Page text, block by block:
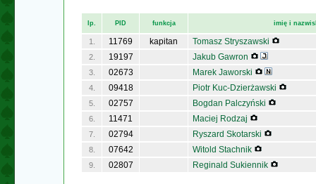
lp. PID funkcja imię i
1. 11769 kapitan Tomasz Stryszawski
2. 19197 Jakub Gawron
3. 02673 Marek Jaworski
4. 09418 Piotr Kuc-Dzierżawski
5. 02757 Bogdan Palczyński
6. 11471 Maciej Rodzaj
7. 02794 Ryszard Skotarski
8. 07642 Witold Stachnik
9. 02807 Reginald Sukiennik